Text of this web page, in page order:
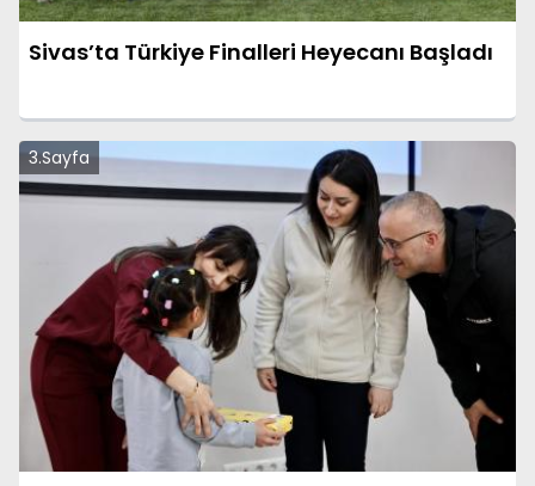
Sivas’ta Türkiye Finalleri Heyecanı Başladı
3.Sayfa